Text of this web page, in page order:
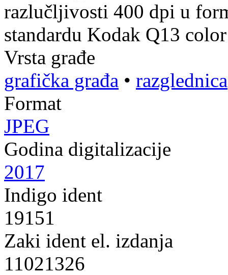
razlučljivosti 400 dpi u
standardu Kodak Q13
Vrsta građe
grafička građa • razglednica
Format
JPEG
Godina digitalizacije
2017
Indigo ident
19151
Zaki ident el. izdanja
11021326